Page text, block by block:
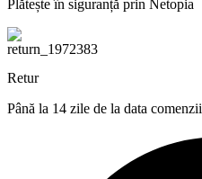
Plătește în siguranță prin Netopia
Retur
Până la 14 zile de la data comenzii